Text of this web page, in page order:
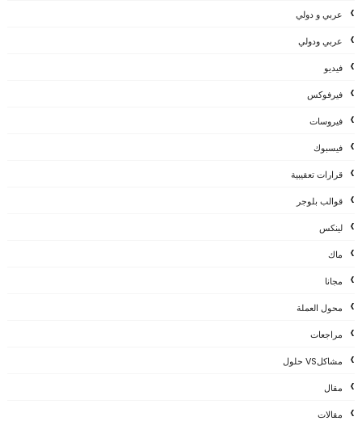
عربي و دولي
عربي ودولي
فيديو
فيرفوكس
فيروسات
فيسبوك
قرارات تعقيبية
قوالب بلوجر
لينكس
ماك
مجانا
محول العملة
مراجعات
مشاكلVS حلول
مقال
مقالات